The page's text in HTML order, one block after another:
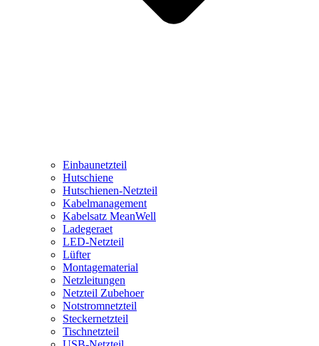
Einbaunetzteil
Hutschiene
Hutschienen-Netzteil
Kabelmanagement
Kabelsatz MeanWell
Ladegeraet
LED-Netzteil
Lüfter
Montagematerial
Netzleitungen
Netzteil Zubehoer
Notstromnetzteil
Steckernetzteil
Tischnetzteil